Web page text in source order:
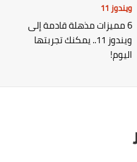
ويندوز 11
6 مميزات مذهلة قادمة إلى
ويندوز 11.. يمكنك تجربتها
اليوم!